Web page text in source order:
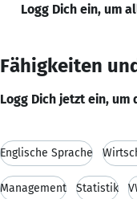
Logg Dich ein, um
Fähigkeiten
Logg Dich jetzt ein, um
Englische Sprache
Management Statistik